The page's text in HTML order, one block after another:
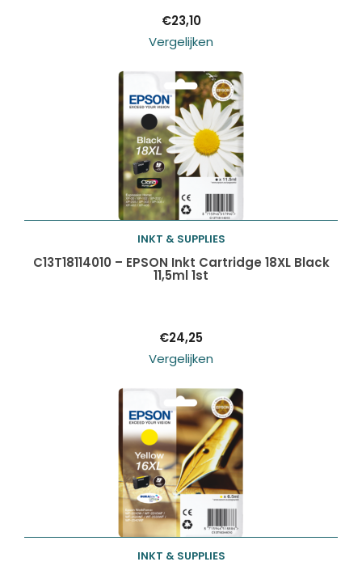
€23,10
Vergelijken
Toevoegen aan
INKT & SUPPLIES
C13T18114010 – EPSON Inkt Cartridge 18XL Black
11,5ml 1st
€24,25
Vergelijken
INKT & SUPPLIES